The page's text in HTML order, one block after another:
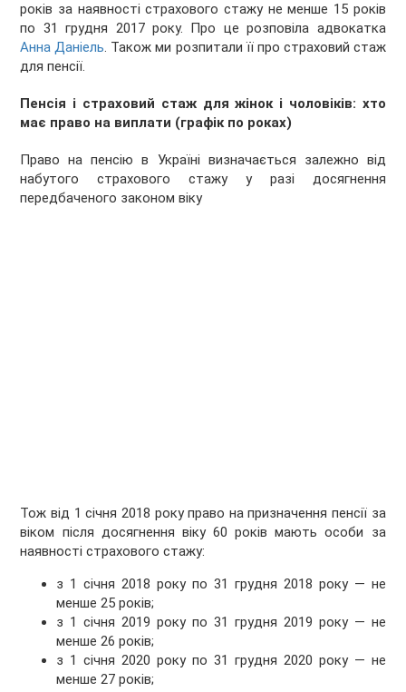
років за наявності страхового стажу не менше 15 років
по 31 грудня 2017 року. Про це розповіла адвокатка
Анна Даніель. Також ми розпитали її про страховий стаж
для пенсії.
Пенсія і страховий стаж для жінок і чоловіків: хто
має право на виплати (графік по роках)
Право на пенсію в Україні визначається залежно від
набутого страхового стажу у разі досягнення
передбаченого законом віку
Тож від 1 січня 2018 року право на призначення пенсії за
віком після досягнення віку 60 років мають особи за
наявності страхового стажу:
з 1 січня 2018 року по 31 грудня 2018 року — не
менше 25 років;
з 1 січня 2019 року по 31 грудня 2019 року — не
менше 26 років;
з 1 січня 2020 року по 31 грудня 2020 року — не
менше 27 років;